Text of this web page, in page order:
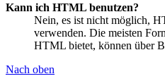
Kann ich HTML benutzen?
Nein, es ist nicht möglich,
verwenden. Die meisten
HTML bietet, können über
Nach oben